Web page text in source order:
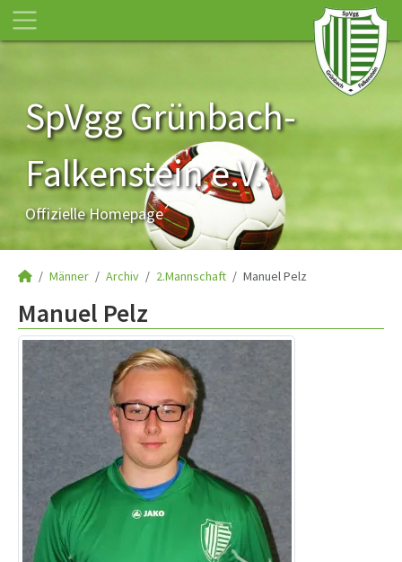
SpVgg Grünbach-
Falkenstein e.V.
Offizielle Homepage
Männer Archiv 2.Mannschaft Manuel Pelz
Manuel Pelz